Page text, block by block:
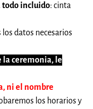
todo incluido: cinta
datos necesarios
la ceremonia, le
ni el nombre
los horarios y